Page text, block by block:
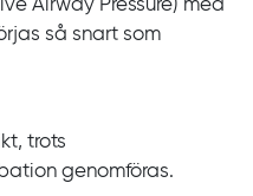
Airway Pressure) med
så snart som
trots
genomföras.